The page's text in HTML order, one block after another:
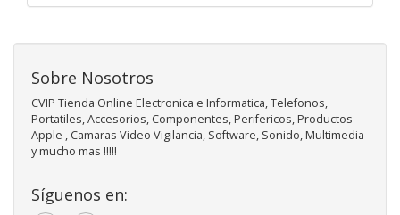
Sobre Nosotros
CVIP Tienda Online Electronica e Informatica, Telefonos,
Portatiles, Accesorios, Componentes, Perifericos, Productos
Apple , Camaras Video Vigilancia, Software, Sonido, Multimedia
y mucho mas !!!!!
Síguenos en: